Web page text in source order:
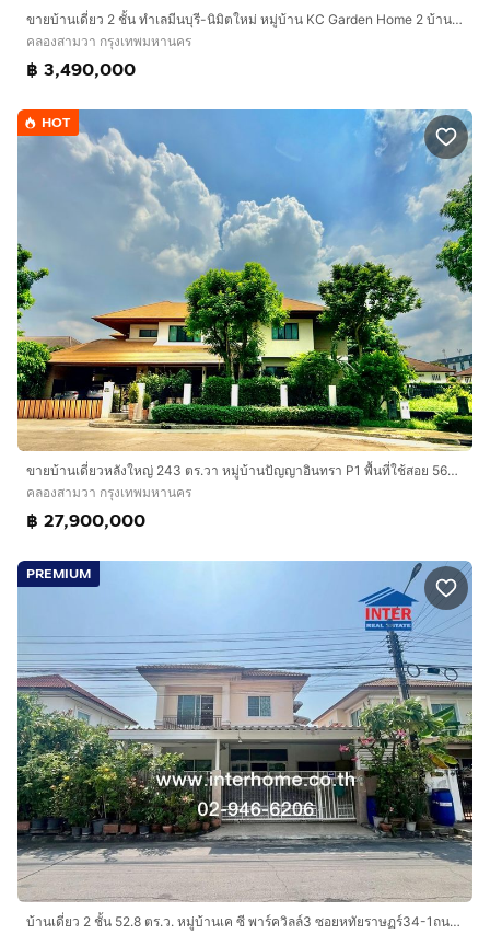
ขายบ้านเดี่ยว 2 ชั้น ทำเลมีนบุรี-นิมิตใหม่ หมู่บ้าน KC Garden Home 2 บ้านสวยสไตล์โมเดิร์น รีโนเวทใหม่ทั้งหลัง พร้อมเข้าอยู่ทันที
คลองสามวา กรุงเทพมหานคร
฿ 3,490,000
HOT
ขายบ้านเดี่ยวหลังใหญ่ 243 ตร.วา หมู่บ้านปัญญาอินทรา P1 พื้นที่ใช้สอย 560 ตร.ม. ทิศใต้ ฮวงจุ้ยเศรษฐี มีบ่อปลาคาร์ฟและสวนสวยหลังบ้าน
คลองสามวา กรุงเทพมหานคร
฿ 27,900,000
PREMIUM
บ้านเดี่ยว 2 ชั้น 52.8 ตร.ว. หมู่บ้านเค ซี พาร์ควิลล์3 ซอยหทัยราษฏร์34-1ถนนหทัยราษฏร์ ถนนรามอินทรา เขตคลองสามวา กรุงเทพมหานคร